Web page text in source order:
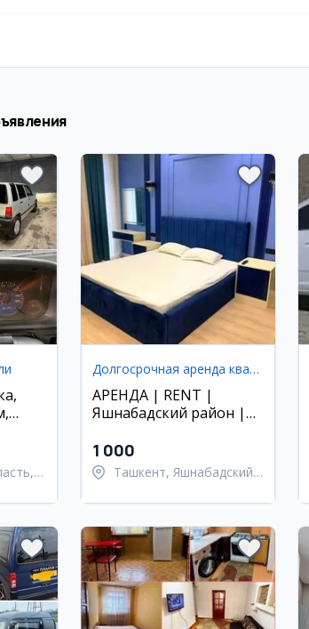
Долгосрочная аренда квартир
АРЕНДА | RENT |
Яшнабадский район |
ОКСОРОЙ
1 000
Ташкент, Яшнабадский